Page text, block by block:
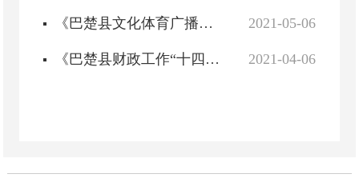
2021-05-06
《巴楚县文化体育广播电视和旅游局第十四个五年规划纲要》政策解读
2021-04-06
《巴楚县财政工作“十四五”发展规划》政策解读